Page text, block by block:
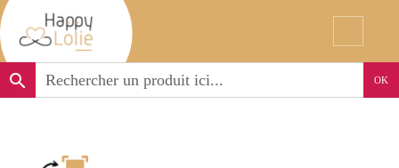
search OK